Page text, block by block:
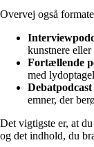
Overvej også
kunstnere
Fortællende
med
Debatpodcast
emner, der
Det vigtigste er, at
og det indhold, du